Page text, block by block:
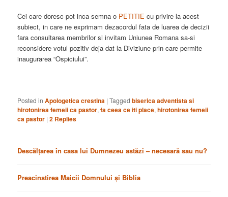
Cei care doresc pot inca semna o PETITIEcu privire la acest
subiect, in care ne exprimam dezacordul fata de luarea de decizii
fara consultarea membrilor si invitam Uniunea Romana sa-si
reconsidere votul pozitiv deja dat la Diviziune prin care permite
inaugurarea “Ospiciului”.
Posted in Apologetica crestina |Tagged biserica adventista si
hirotonirea femeii ca pastor,fa ceea ce iti place,hirotonirea femeii
ca pastor |2 Replies
Descălțarea în casa lui Dumnezeu astăzi – necesară sau nu?
Preacinstirea Maicii Domnului și Biblia